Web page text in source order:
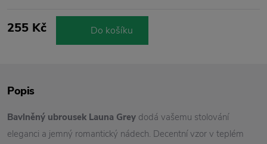
255 Kč Do košíku
Popis
Bavlněný ubrousek Launa Grey dodá vašemu stolování
eleganci a jemný romantický nádech. Decentní vzor v teplém